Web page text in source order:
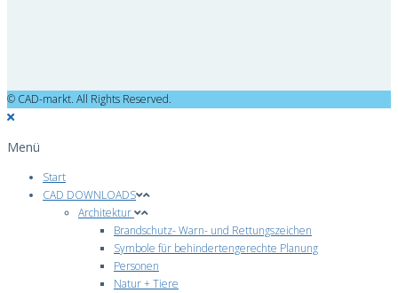
© CAD-markt. All Rights Reserved.
Menü
Start
CAD DOWNLOADS
Architektur
Brandschutz- Warn- und Rettungszeichen
Symbole für behindertengerechte Planung
Personen
Natur + Tiere